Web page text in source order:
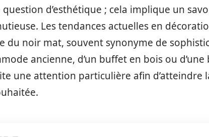
d’esthétique ; cela implique un
Les tendances actuelles en
du noir mat, souvent synonyme de
ancienne, d’un buffet en bois ou
une attention particulière afin d’atteindre